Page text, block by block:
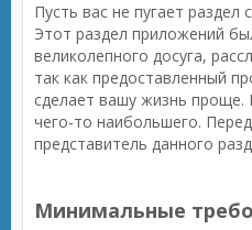
Пусть вас не пугает
Этот раздел приложений
великолепного досуга,
так как предоставленный
сделает вашу жизнь проще.
чего-то наибольшего.
представитель данного
Минимальные